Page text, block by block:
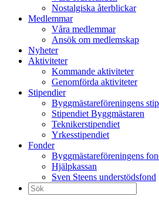
Nostalgiska återblickar
Medlemmar
Våra medlemmar
Ansök om medlemskap
Nyheter
Aktiviteter
Kommande aktiviteter
Genomförda aktiviteter
Stipendier
Byggmästareföreningens
Stipendiet Byggmästaren
Teknikerstipendiet
Yrkesstipendiet
Fonder
Byggmästareföreningens
Hjälpkassan
Sven Steens understödsfond
Sök
efter: